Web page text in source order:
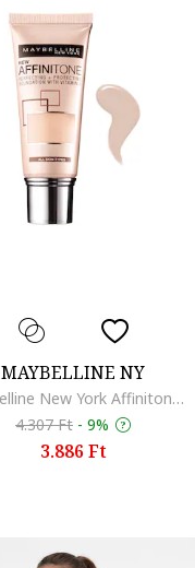
MAYBELLINE NY
Maybelline New York Affinitone alapozo, Golden Beige
4.307 Ft - 9%
3.886 Ft